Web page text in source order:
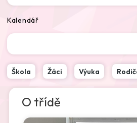
Kalendář
Škola Žáci Výuka
O třídě